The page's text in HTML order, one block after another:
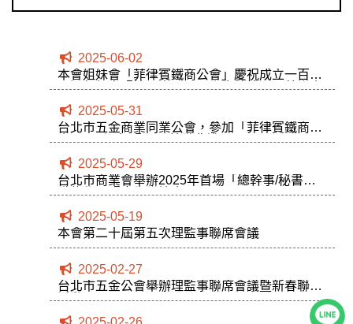
2025-06-02
本會姐妹會「菲律賓鐵商公會」慶祝成立一百零
五週年紀念暨第八十三屆理事會洎第二屆董事會
2025-05-31
台北市五金商業同業公會，參加「菲律賓鐵商公
會」105週年暨83屆就職典禮
2025-05-29
台北市商業會舉辦2025年首場「總幹事/秘書長
職能學習暨慶生聯誼會」
2025-05-19
本會第二十屆第五次理監事聯席會議
2025-02-27
台北市五金公會舉辦理監事聯席會議暨新春聯誼
活動